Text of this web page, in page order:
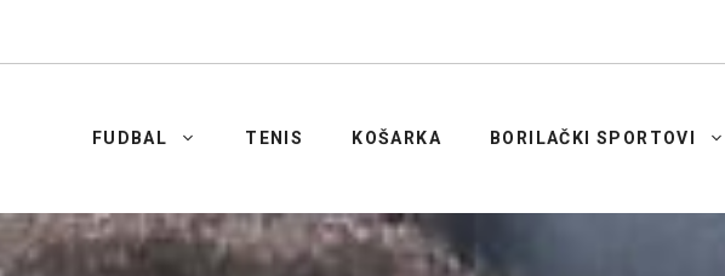
FUDBAL TENIS KOŠARKA BORILAČKI SPORTOVI